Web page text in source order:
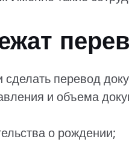
перевод
и объема
о рождении;